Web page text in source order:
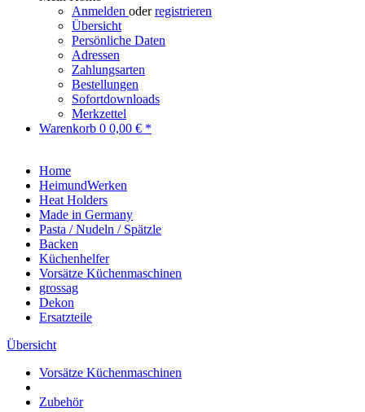
Anmelden oderregistrieren
Übersicht
Persönliche Daten
Adressen
Zahlungsarten
Bestellungen
Sofortdownloads
Merkzettel
Warenkorb 0 0,00 € *
Home
HeimundWerken
Heat Holders
Made in Germany
Pasta / Nudeln / Spätzle
Backen
Küchenhelfer
Vorsätze Küchenmaschinen
grossag
Dekon
Ersatzteile
Übersicht
Vorsätze Küchenmaschinen
Zubehör